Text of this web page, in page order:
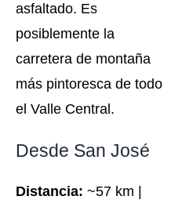
asfaltado. Es
posiblemente la
carretera de montaña
más pintoresca de todo
el Valle Central.
Desde San José
Distancia: ~57 km |